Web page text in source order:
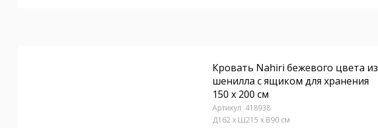
Кровать Nahiri бежевого цвета из
шенилла с ящиком для хранения
150 x 200 см
418938
Д162 x Ш215 x В90 см